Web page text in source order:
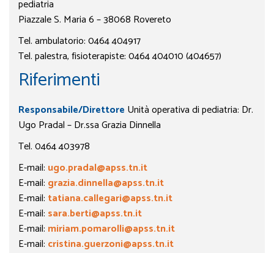
pediatria
Piazzale S. Maria 6 – 38068 Rovereto
Tel. ambulatorio: 0464 404917
Tel. palestra, fisioterapiste: 0464 404010 (404657)
Riferimenti
Responsabile/Direttore Unità operativa di pediatria: Dr.
Ugo Pradal – Dr.ssa Grazia Dinnella
Tel. 0464 403978
E-mail: ugo.pradal@apss.tn.it
E-mail: grazia.dinnella@apss.tn.it
E-mail: tatiana.callegari@apss.tn.it
E-mail: sara.berti@apss.tn.it
E-mail: miriam.pomarolli@apss.tn.it
E-mail: cristina.guerzoni@apss.tn.it